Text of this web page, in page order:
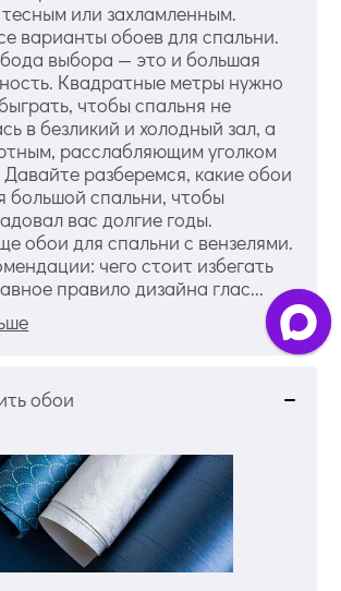
или захламленным.
варианты обоев для спальни.
выбора — это и большая
Квадратные метры нужно
чтобы спальня не
в безликий и холодный зал, а
расслабляющим уголком
разберемся, какие обои
большой спальни, чтобы
вас долгие годы.
обои для спальни с вензелями.
чего стоит избегать
правило дизайна глас...
обои